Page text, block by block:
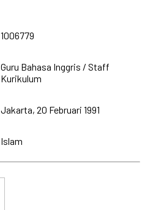
1006779
Guru Bahasa Inggris / Staff
Kurikulum
Jakarta, 20 Februari 1991
Islam